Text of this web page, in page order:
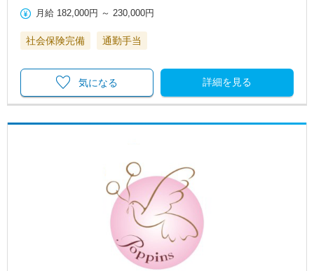
月給 182,000円 ～230,000円
社会保険完備 通勤手当
詳細を見る
気になる